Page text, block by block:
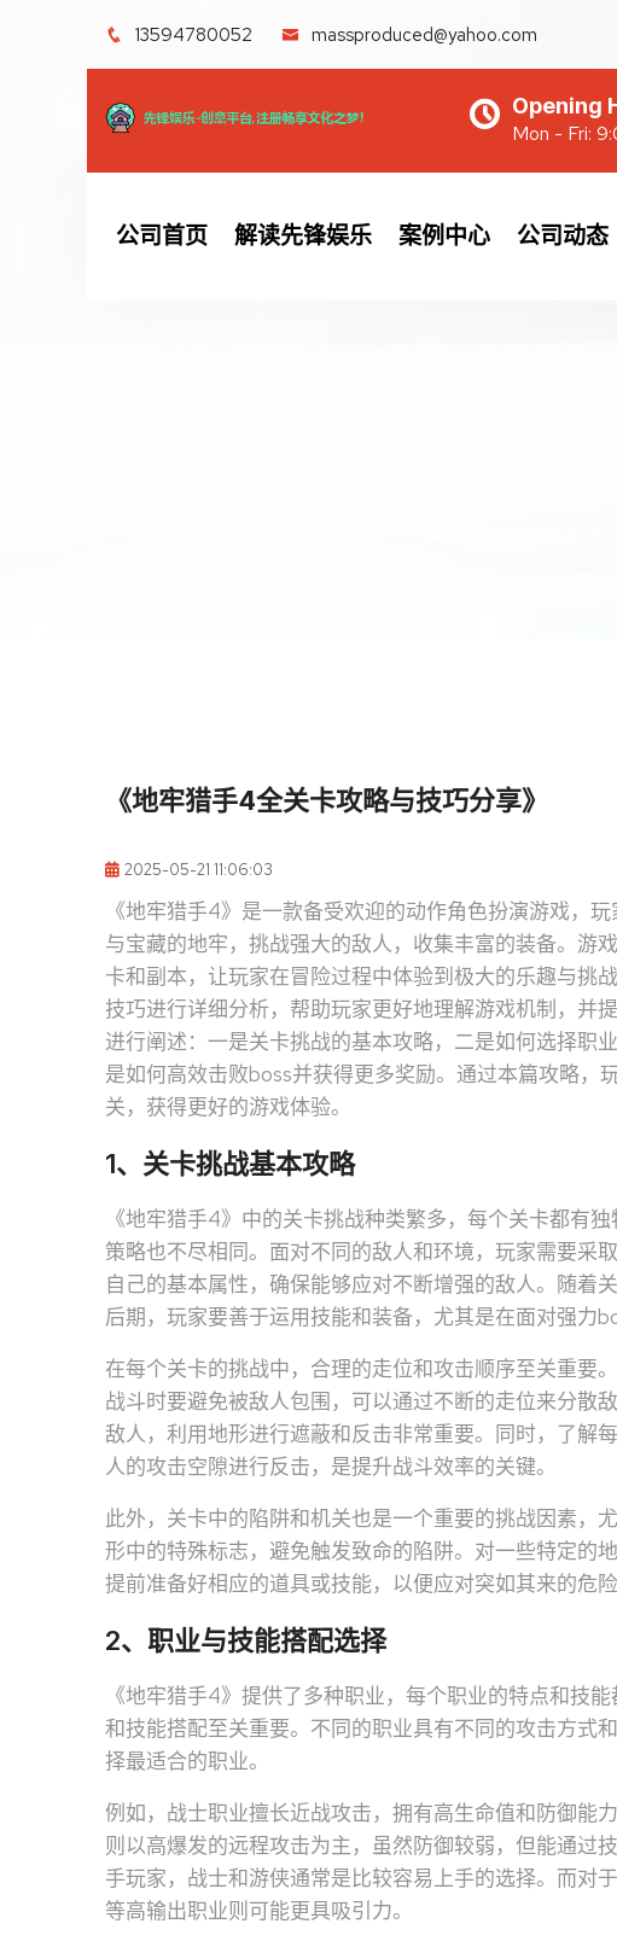
13594780052 massproduced@yahoo.com
Opening
Mon - Fri:
公司首页 解读先锋娱乐 案例中心 公司动态
《地牢猎手4全关卡攻略与技巧分享》
2025-05-21 11:06:03
《地牢猎手4》是一款备受欢迎的动作角色扮演游戏，
与宝藏的地牢，挑战强大的敌人，收集丰富的装备。游
卡和副本，让玩家在冒险过程中体验到极大的乐趣与挑
技巧进行详细分析，帮助玩家更好地理解游戏机制，并
进行阐述：一是关卡挑战的基本攻略，二是如何选择职
是如何高效击败boss并获得更多奖励。通过本篇攻略，
关，获得更好的游戏体验。
1、关卡挑战基本攻略
《地牢猎手4》中的关卡挑战种类繁多，每个关卡都有
策略也不尽相同。面对不同的敌人和环境，玩家需要采
自己的基本属性，确保能够应对不断增强的敌人。随着
后期，玩家要善于运用技能和装备，尤其是在面对强力
在每个关卡的挑战中，合理的走位和攻击顺序至关重要
战斗时要避免被敌人包围，可以通过不断的走位来分散
敌人，利用地形进行遮蔽和反击非常重要。同时，了解
人的攻击空隙进行反击，是提升战斗效率的关键。
此外，关卡中的陷阱和机关也是一个重要的挑战因素，
形中的特殊标志，避免触发致命的陷阱。对一些特定的
提前准备好相应的道具或技能，以便应对突如其来的危险
2、职业与技能搭配选择
《地牢猎手4》提供了多种职业，每个职业的特点和技
和技能搭配至关重要。不同的职业具有不同的攻击方式
择最适合的职业。
例如，战士职业擅长近战攻击，拥有高生命值和防御能
则以高爆发的远程攻击为主，虽然防御较弱，但能通过
手玩家，战士和游侠通常是比较容易上手的选择。而对
等高输出职业则可能更具吸引力。